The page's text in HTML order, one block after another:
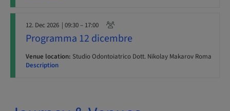
12. Dec 2026 | 09:30 – 17:00
Programma 12 dicembre
Venue location: Studio Odontoiatrico Dott. Nikolay Makarov Roma
Description